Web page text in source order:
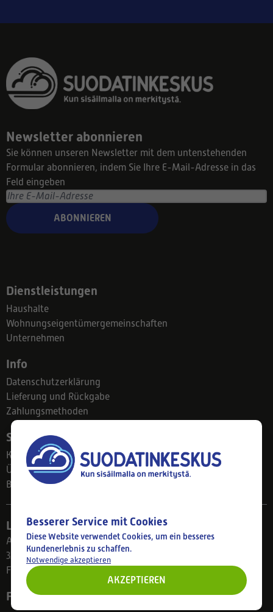
Newsletter abonnieren
Sie können unseren Newsletter mit dem untenstehenden
Formular abonnieren, indem Sie Ihre E-Mail-Adresse in das
Feld eingeben
ABONNIEREN
Dienstleistungen
Haushalte
Wohnungseigentümergemeinschaften
Unternehmen
Info
Datenschutzerklärung
Lieferung und Rückgabe
Zahlungsmethoden
Suodatinkeskus
Kontakt
Über uns
Blog
Ladengeschäft
Ahlmanintie 61
33800 Tampere
Finnland
Folgen Sie uns
Besserer Service mit Cookies
Diese Website verwendet Cookies, um ein besseres
Kundenerlebnis zu schaffen.
Notwendige akzeptieren
AKZEPTIEREN